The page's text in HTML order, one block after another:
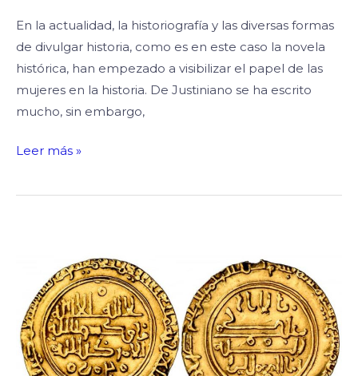
En la actualidad, la historiografía y las diversas formas
de divulgar historia, como es en este caso la novela
histórica, han empezado a visibilizar el papel de las
mujeres en la historia. De Justiniano se ha escrito
mucho, sin embargo,
Leer más »
islámico
de
las
islas
baleares